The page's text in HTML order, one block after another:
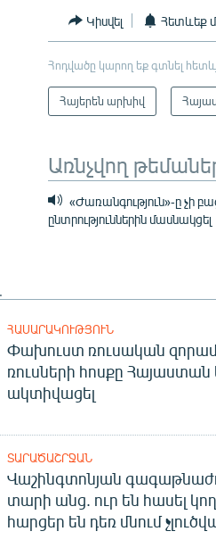
Կիսվել Հետևեք
Հոդվածը կարող եք գտնել
Հայերեն արխիվ
Առնչվող
«Ժառանգություն»-ը չի
ընտրություններին մասնակցել
ՀԱՍԱՐԱԿՈՒԹՅՈՒՆ
Փախուստ ռուսական
ռուսների հոսքը Հայաստան
ակտիվացել
ՏԱՐԱԾԱՇՐՋԱՆ
Վաշինգտոնյան
տարի անց. ուր են հասել
հարցեր են դեռ մնում